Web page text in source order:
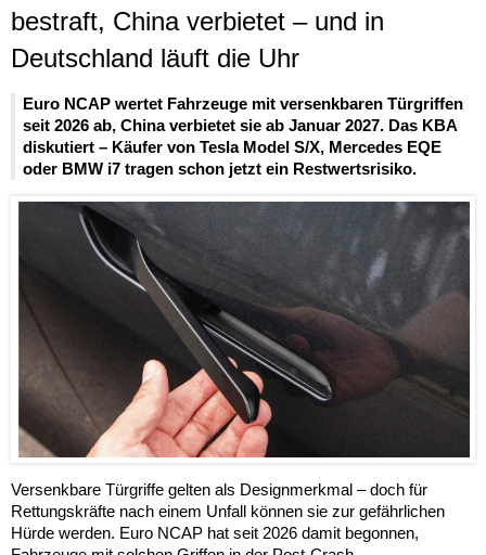
bestraft, China verbietet – und in
Deutschland läuft die Uhr
Euro NCAP wertet Fahrzeuge mit versenkbaren Türgriffen
seit 2026 ab, China verbietet sie ab Januar 2027. Das KBA
diskutiert – Käufer von Tesla Model S/X, Mercedes EQE
oder BMW i7 tragen schon jetzt ein Restwertsrisiko.
Versenkbare Türgriffe gelten als Designmerkmal – doch für
Rettungskräfte nach einem Unfall können sie zur gefährlichen
Hürde werden. Euro NCAP hat seit 2026 damit begonnen,